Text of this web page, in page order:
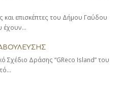
και επισκέπτες του Δήμου Γαύδου
έχουν…
Σχέδιο Δράσης “GReco Island” του